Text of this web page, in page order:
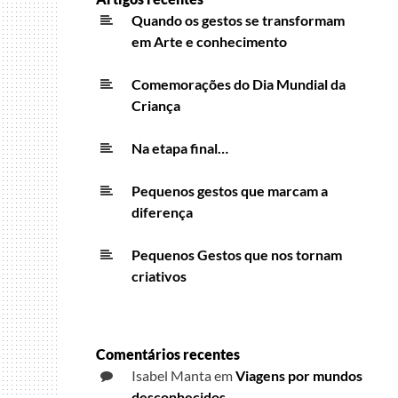
Quando os gestos se transformam
em Arte e conhecimento
Comemorações do Dia Mundial da
Criança
Na etapa final…
Pequenos gestos que marcam a
diferença
Pequenos Gestos que nos tornam
criativos
Comentários recentes
Isabel MantaemViagens por mundos